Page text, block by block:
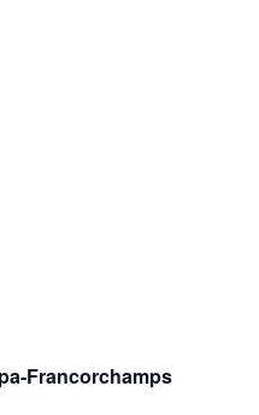
Francorchamps